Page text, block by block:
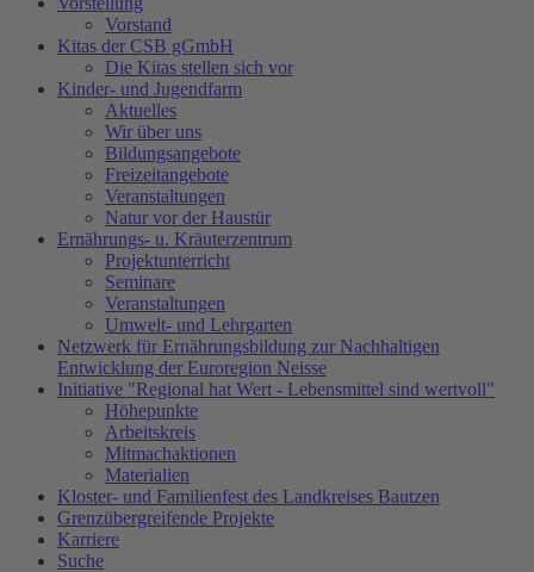
Vorstand
Kitas der CSB gGmbH
Die Kitas stellen sich vor
Kinder- und Jugendfarm
Aktuelles
Wir über uns
Bildungsangebote
Freizeitangebote
Veranstaltungen
Natur vor der Haustür
Ernährungs- u. Kräuterzentrum
Projektunterricht
Seminare
Veranstaltungen
Umwelt- und Lehrgarten
Netzwerk für Ernährungsbildung zur Nachhaltigen
Entwicklung der Euroregion Neisse
Initiative "Regional hat Wert - Lebensmittel sind wertvoll"
Höhepunkte
Arbeitskreis
Mitmachaktionen
Materialien
Kloster- und Familienfest des Landkreises Bautzen
Grenzübergreifende Projekte
Karriere
Suche